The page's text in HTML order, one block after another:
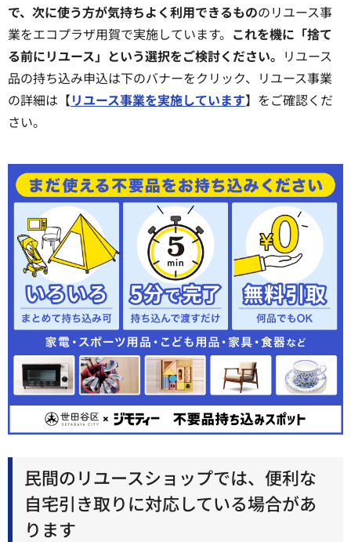
で、次に使う方が気持ちよく利用できるもののリユース事
業をエコプラザ用賀で実施しています。 これを機に「捨て
る前にリユース」という選択をご検討ください。 リユース
品の持ち込み申込は下のバナーをクリック、リユース事業
の詳細は【リユース事業を実施しています】をご確認くだ
さい。
民間のリユースショップでは、便利な
自宅引き取りに対応している場合があ
ります